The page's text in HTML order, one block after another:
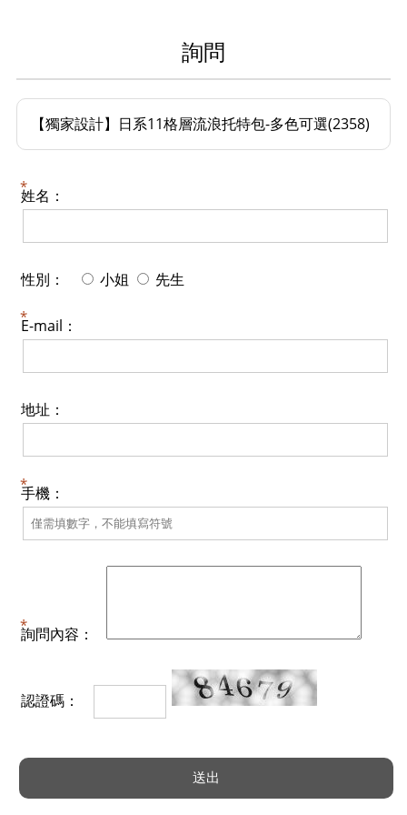
詢問
【獨家設計】日系11格層流浪托特包-多色可選(2358)
姓名：
性別： 小姐 先生
E-mail：
地址：
手機：
詢問內容：
認證碼：